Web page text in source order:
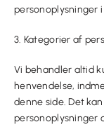
personoplysninger
3. Kategorier af
Vi behandler altid
henvendelse,
denne side. Det
personoplysninger